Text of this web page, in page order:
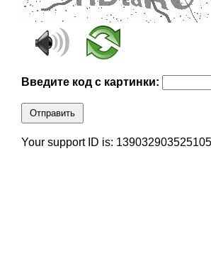
Введите код с картинки:
Отправить
Your support ID is: